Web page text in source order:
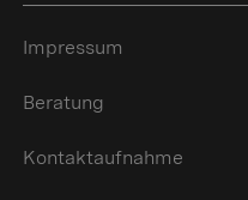
Impressum
Beratung
Kontaktaufnahme